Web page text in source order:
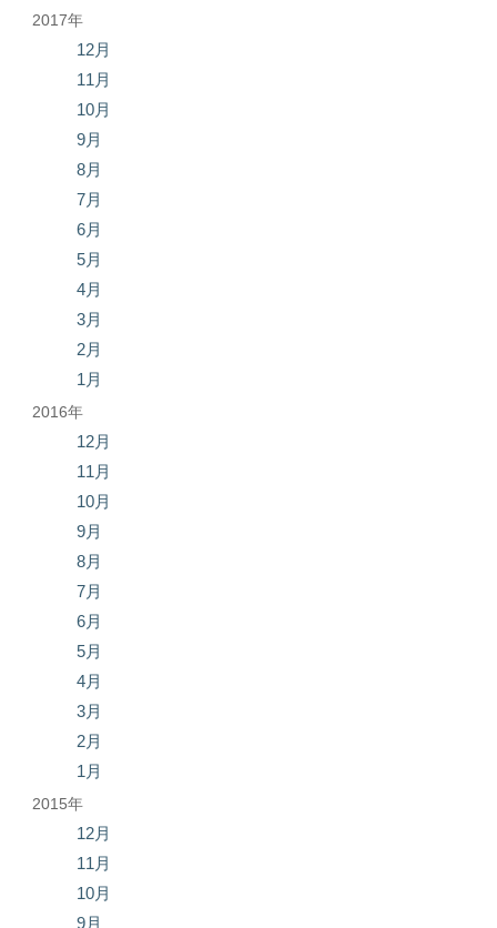
2017年
12月
11月
10月
9月
8月
7月
6月
5月
4月
3月
2月
1月
2016年
12月
11月
10月
9月
8月
7月
6月
5月
4月
3月
2月
1月
2015年
12月
11月
10月
9月